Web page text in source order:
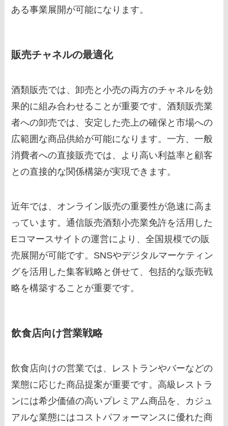
ある事業展開が可能になります。
販売チャネルの最適化
酒類販売では、卸売と小売の両方のチャネルを効
果的に組み合わせることが重要です。酒類販売業
者への卸売では、安定した売上の確保と市場への
広範囲な商品供給が可能になります。一方、一般
消費者への直接販売では、より高い利益率と顧客
との直接的な関係構築が実現できます。
近年では、オンライン販売の重要性が急速に高ま
っています。通信販売酒類小売業免許を活用した
Eコマースサイトの運営により、全国規模での販
売展開が可能です。SNSやデジタルマーケティン
グを活用した集客戦略と併せて、包括的な販売戦
略を構築することが重要です。
飲食店向け営業戦略
飲食店向けの営業では、レストランやバーなどの
業態に応じた商品提案が重要です。高級レストラ
ンには希少価値の高いプレミアム商品を、カジュ
アルな業態にはコストパフォーマンスに優れた商